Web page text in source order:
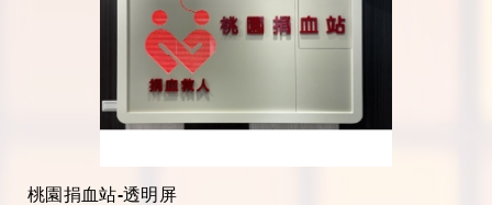
桃園捐血站-透明屏